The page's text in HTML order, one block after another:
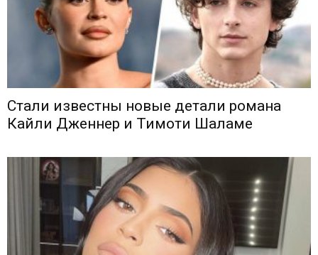
Стали известны новые детали романа
Кайли Дженнер и Тимоти Шаламе